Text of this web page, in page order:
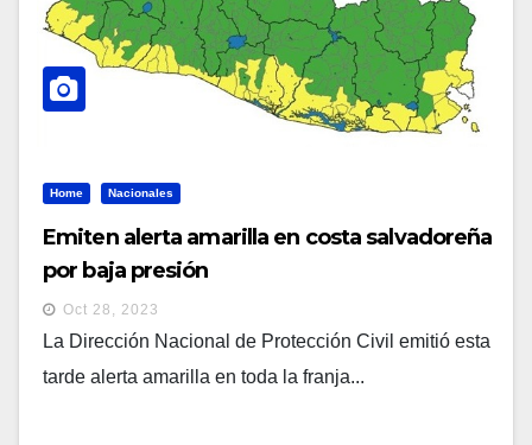
Home Nacionales
Emiten alerta amarilla en costa salvadoreña
por baja presión
Oct 28, 2023
La Dirección Nacional de Protección Civil emitió esta
tarde alerta amarilla en toda la franja...